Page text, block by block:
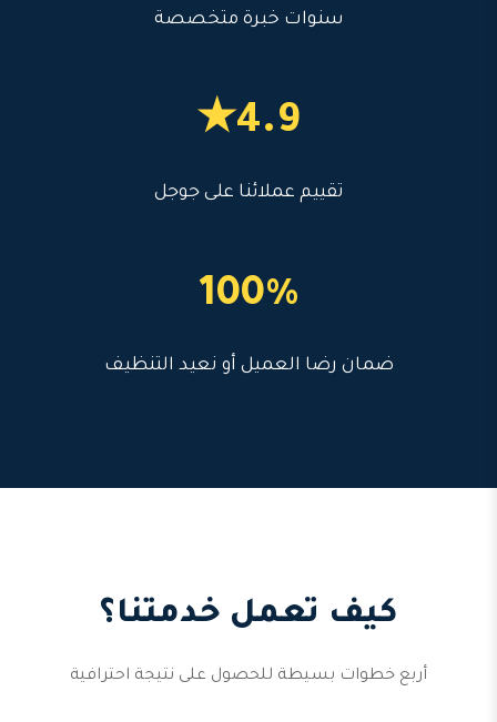
سنوات خبرة متخصصة
4.9★
تقييم عملائنا على جوجل
100%
ضمان رضا العميل أو نعيد التنظيف
كيف تعمل خدمتنا؟
أربع خطوات بسيطة للحصول على نتيجة احترافية